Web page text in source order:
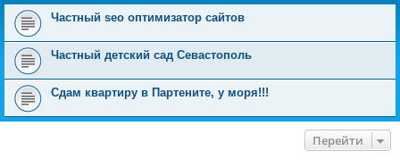
Частный seo оптимизатор сайтов
Частный детский сад Севастополь
Сдам квартиру в Партените, у моря!!!
Перейти